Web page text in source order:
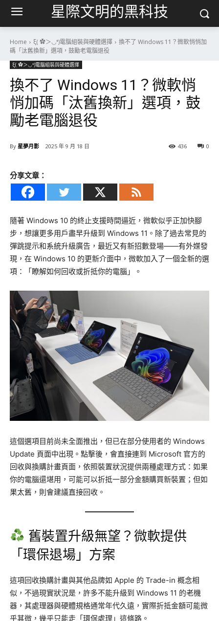
星際文明的黑科技
Home ξ( ✿＞◡❛)電腦組裝與硬體選擇
換不了 Windows 11？微軟悄悄加
碼「汰舊換新」選項，鼓勵老電腦退役
ξ( ✿＞◡❛)電腦組裝與硬體選擇
換不了 Windows 11？微軟悄
悄加碼「汰舊換新」選項，鼓
勵老電腦退役
By 星夢月影 2025 年 9 月 18 日 0
436
分享文章：
隨著 Windows 10 的終止支援時間逼近，微軟似乎正加快腳
步，想讓更多用戶盡早升級到 Windows 11。除了過去常見的
彈跳提示和系統升級廣告，最近又有新招數登場——有外媒發
現，在 Windows 10 的更新介面中，微軟加入了一個全新的選
項：「瞭解如何回收或折抵你的電腦」。
這個選項目前尚未全面推出，但已在部分使用者的 Windows
Update 頁面中出現。點擊後，會直接連到 Microsoft 官方的
回收與換購計畫頁面，依照裝置狀況提供兩種處理方式：如果
你的電腦還堪用，可能可以折抵一部分金額購買新裝置；但如
果太舊，則會建議直接回收。
舊裝置升級無望？微軟提供
「環保退場」方案
這項回收換購計畫與其他品牌如 Apple 的 Trade-in 概念相
似，不過現實狀況是，許多不能升級到 Windows 11 的老機
器，其處理器與硬體規格通常年代久遠，實際折抵金額可能微
乎其微，幾乎只能走「環保處理」這條路。